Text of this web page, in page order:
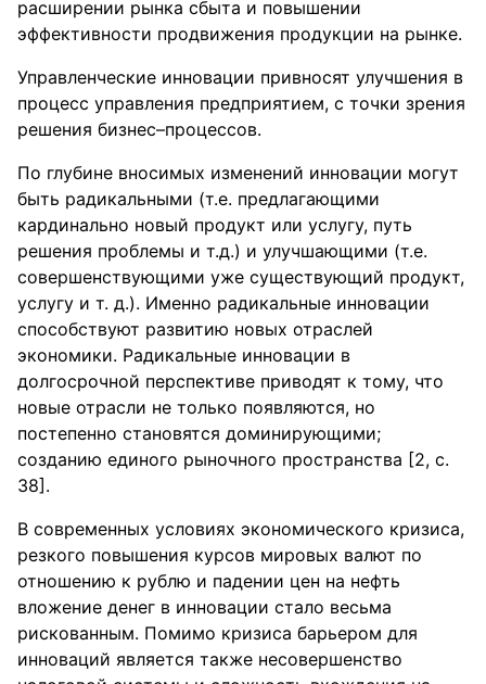
расширении рынка сбыта и повышении
эффективности продвижения продукции на рынке.
Управленческие инновации привносят улучшения в
процесс управления предприятием, с точки зрения
решения бизнес–процессов.
По глубине вносимых изменений инновации могут
быть радикальными (т.е. предлагающими
кардинально новый продукт или услугу, путь
решения проблемы и т.д.) и улучшающими (т.е.
совершенствующими уже существующий продукт,
услугу и т. д.). Именно радикальные инновации
способствуют развитию новых отраслей
экономики. Радикальные инновации в
долгосрочной перспективе приводят к тому, что
новые отрасли не только появляются, но
постепенно становятся доминирующими;
созданию единого рыночного пространства [2, с.
38].
В современных условиях экономического кризиса,
резкого повышения курсов мировых валют по
отношению к рублю и падении цен на нефть
вложение денег в инновации стало весьма
рискованным. Помимо кризиса барьером для
инноваций является также несовершенство